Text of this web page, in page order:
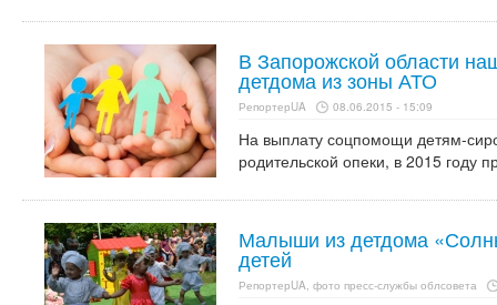
В Запорожской области
детдома из зоны АТО
РепортерUA 08.06.2015 - 15:09
На выплату соцпомощи детям-
родительской опеки, в 2015 году
Малыши из детдома
детей
РепортерUA, фото пресс-службы облсовета